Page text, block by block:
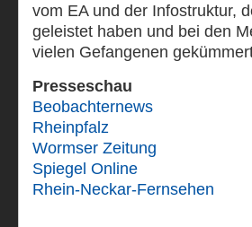
vom EA und der Infostruktur,
geleistet haben und bei den
vielen Gefangenen
Presseschau
Beobachternews
Rheinpfalz
Wormser Zeitung
Spiegel Online
Rhein-Neckar-Fernsehen